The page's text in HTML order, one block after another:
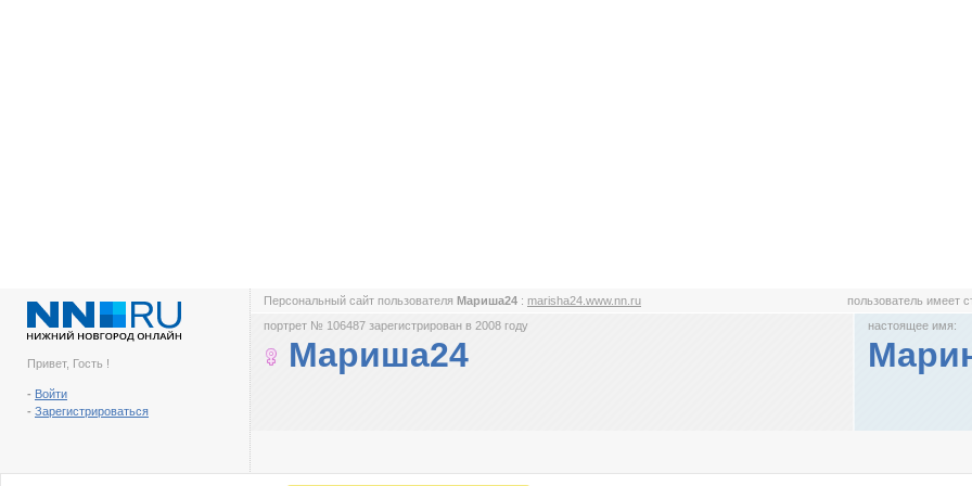
Привет, Гость !
- Войти
- Зарегистрироваться
Персональный сайт пользователя Мариша24 : marisha24.www.nn.ru пользователь имеет
портрет № 106487 зарегистрирован в 2008 году
Мариша24
настоящее имя: